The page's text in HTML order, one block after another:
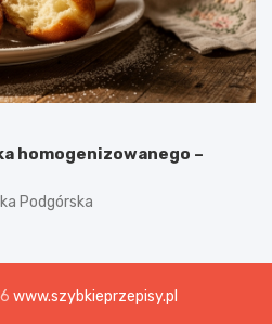
homogenizowanego –
Podgórska
www.szybkieprzepisy.pl